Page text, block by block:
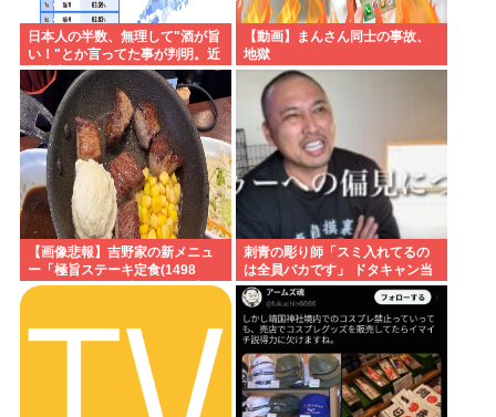
日本人の半数、無理して"酒が旨
い！"とか言ってた事が判明。近
畿地方に関しては6割が下戸
【動画】まんさん同士の事故、
地獄
【画像悲報】吉野家の新メニュ
ー「極旨ステーキ定食(1498
円)」、肉の量が少なすぎて大炎
刺青の彫り師「スミ入れてるの
は全員バカです」 ドタキャン当
たり前、カネはない、挨拶もで
きない